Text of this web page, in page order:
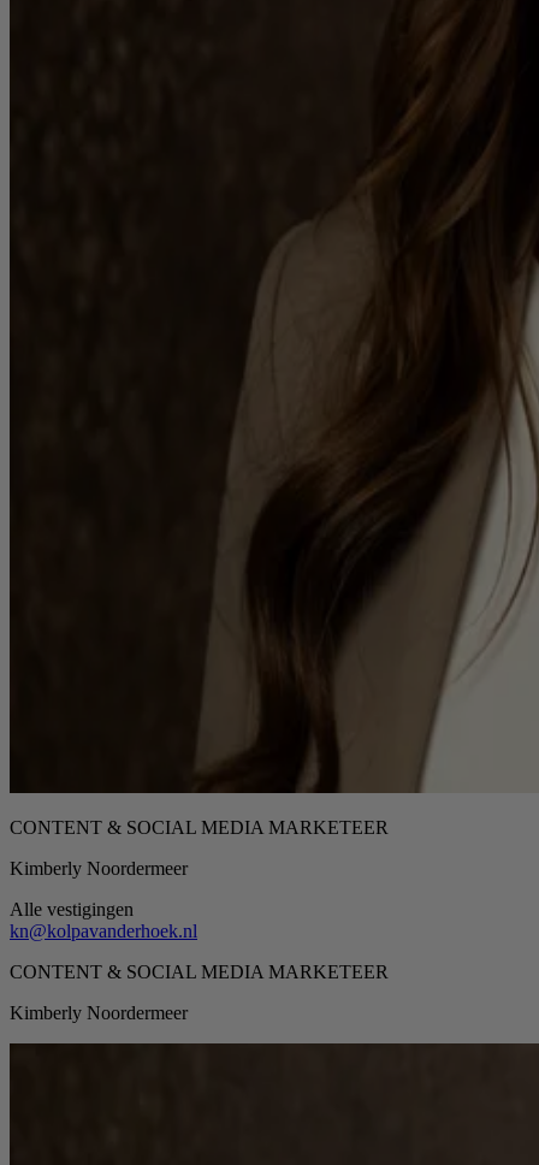
CONTENT & SOCIAL MEDIA MARKETEER
Kimberly Noordermeer
Alle vestigingen
kn@kolpavanderhoek.nl
CONTENT & SOCIAL MEDIA MARKETEER
Kimberly Noordermeer